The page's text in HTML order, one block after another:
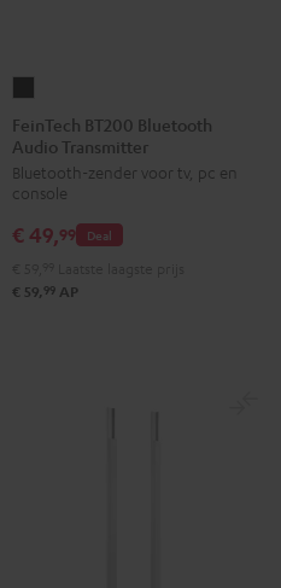
BT200
Bluetooth
Audio
Transmitter
Zwart
FeinTech BT200 Bluetooth
Audio Transmitter
Bluetooth-zender voor tv, pc en
console
Deal
€ 49,99
€ 59, 99 AP